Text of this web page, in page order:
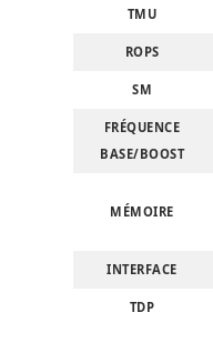
TMU
ROPS
SM
FRÉQUENCE
BASE/BOOST
MÉMOIRE
INTERFACE
TDP